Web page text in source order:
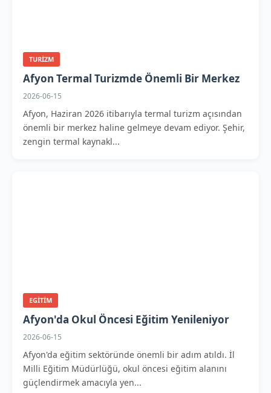
TURIZM
Afyon Termal Turizmde Önemli Bir Merkez
2026-06-15
Afyon, Haziran 2026 itibarıyla termal turizm açısından
önemli bir merkez haline gelmeye devam ediyor. Şehir,
zengin termal kaynakl...
EGITIM
Afyon'da Okul Öncesi Eğitim Yenileniyor
2026-06-15
Afyon'da eğitim sektöründe önemli bir adım atıldı. İl
Milli Eğitim Müdürlüğü, okul öncesi eğitim alanını
güçlendirmek amacıyla yen...